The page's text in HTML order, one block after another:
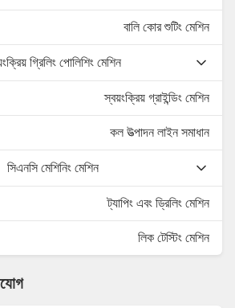
বালি কোর শুটিং মেশিন
গ্রিলিং পোলিশিং মেশিন
স্বয়ংক্রিয় গ্রাইন্ডিং মেশিন
কল উত্পাদন লাইন সমাধান
সিএনসি মেশিনিং মেশিন
ট্যাপিং এবং ড্রিলিং মেশিন
লিক টেস্টিং মেশিন